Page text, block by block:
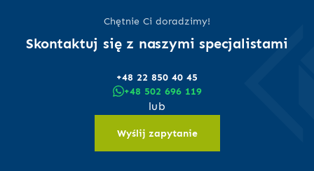
Chętnie Ci doradzimy!
Skontaktuj się z naszymi specjalistami
+48 22 850 40 45
+48 502 696 119
lub
Wyślij zapytanie